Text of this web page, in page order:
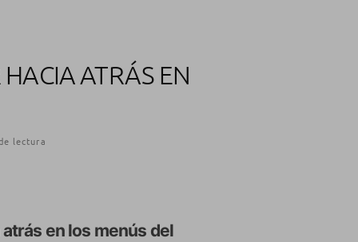
ATRÁS EN
lectura
en los menús del